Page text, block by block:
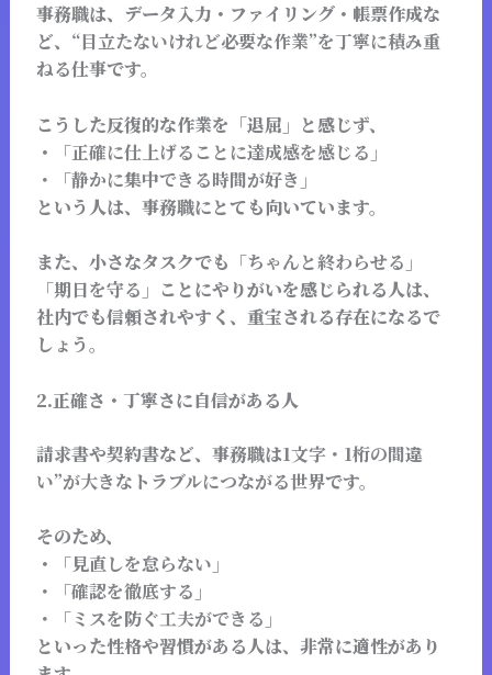
事務職は、データ入力・ファイリング・帳票作成な
ど、 “目立たないけれど必要な作業”を丁寧に積み重
ねる仕事です。
こうした反復的な作業を「退屈」と感じず、
・
「正確に仕上げることに達成感を感じる」
・
「静かに集中できる時間が好き」
という人は、事務職にとても向いています。
また、小さなタスクでも 「ちゃんと終わらせる」
「期日を守る」 ことにやりがいを感じられる人は、
社内でも信頼されやすく、重宝される存在になるで
しょう。
2.正確さ・丁寧さに自信がある人
請求書や契約書など、事務職は1文字・1桁の間違
い”が大きなトラブルにつながる世界です。
そのため、
・
「見直しを怠らない」
・
「確認を徹底する」
・
「ミスを防ぐ工夫ができる」
といった性格や習慣がある人は、非常に適性があり